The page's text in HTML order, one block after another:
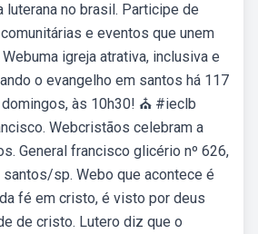
luterana no brasil. Participe de
e eventos que unem
igreja atrativa, inclusiva e
o evangelho em santos há 117
às 10h30! ⛪️ #ieclb
Webcristãos celebram a
General francisco glicério nº 626,
sp. Webo que acontece é
fé em cristo, é visto por deus
de cristo. Lutero diz que o